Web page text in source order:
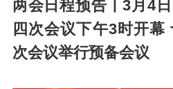
两会日程预告丨3月4
四次会议下午3时开幕
次会议举行预备会议